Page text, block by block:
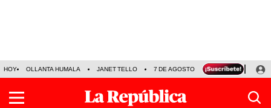
HOY OLLANTA HUMALA JANET TELLO 7 DE AGOSTO TINKA RESULTADOS